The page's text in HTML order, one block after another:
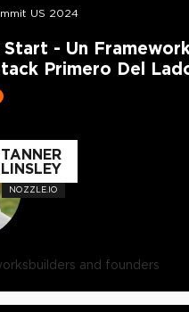
US 2024
Start - Un
Primero Del
TANNER
LINSLEY
NOZZLE.IO
builders and founders